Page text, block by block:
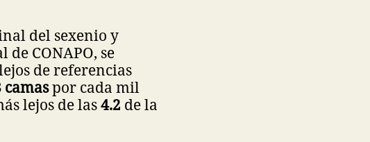
del sexenio y
CONAPO, se
de referencias
camaspor cada mil
lejos de las4.2 de la